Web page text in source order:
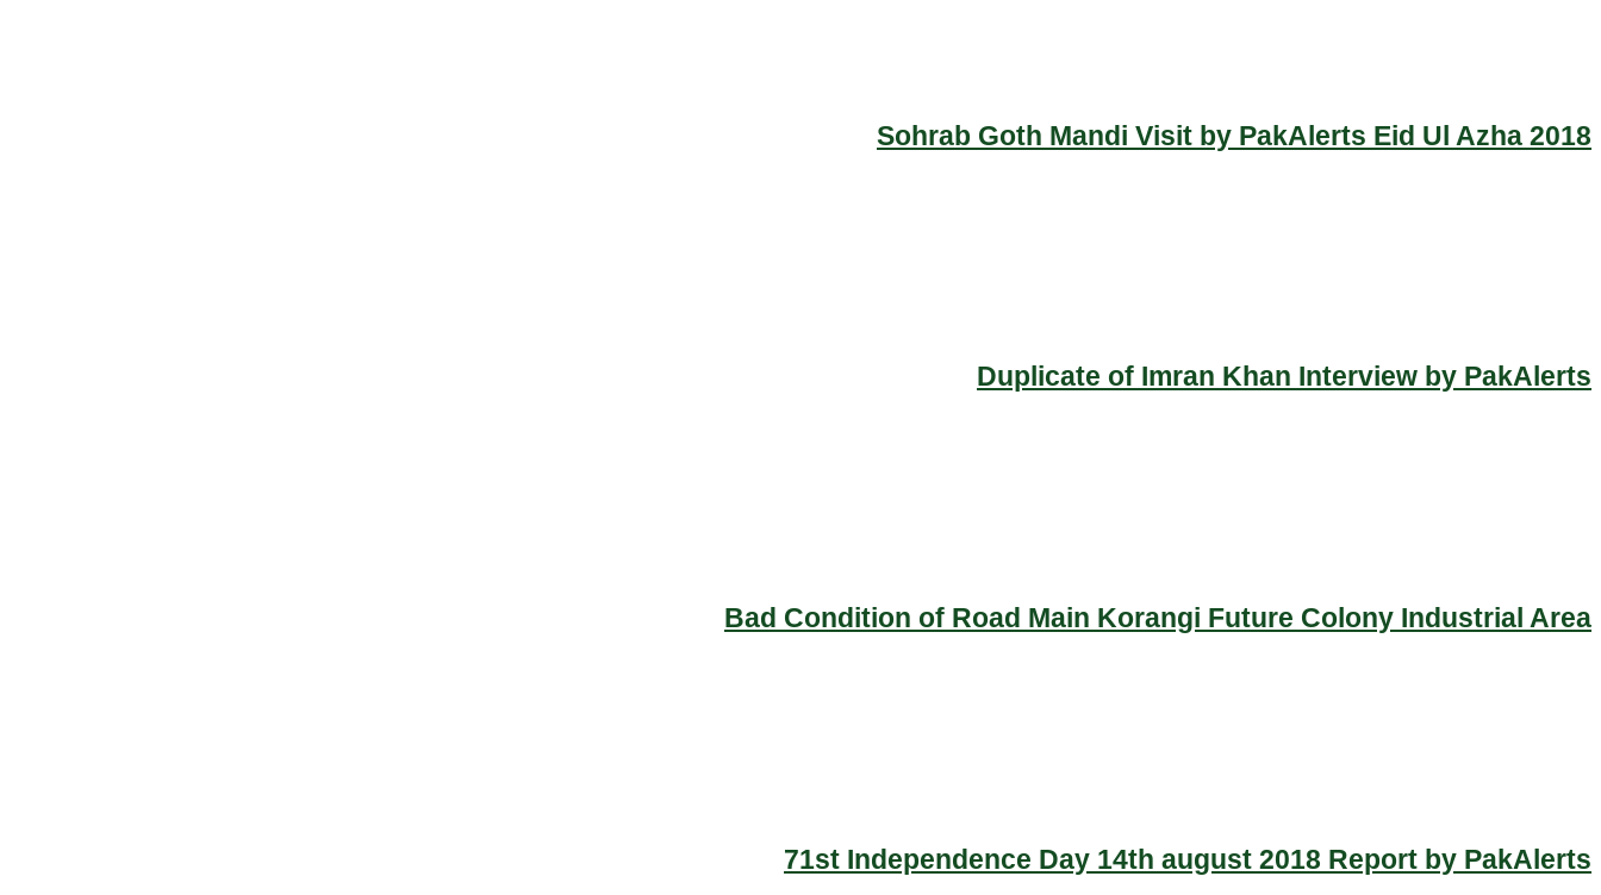
Sohrab Goth Mandi Visit by PakAlerts Eid Ul Azha 2018
Duplicate of Imran Khan Interview by PakAlerts
Bad Condition of Road Main Korangi Future Colony Industrial Area
71st Independence Day 14th august 2018 Report by PakAlerts